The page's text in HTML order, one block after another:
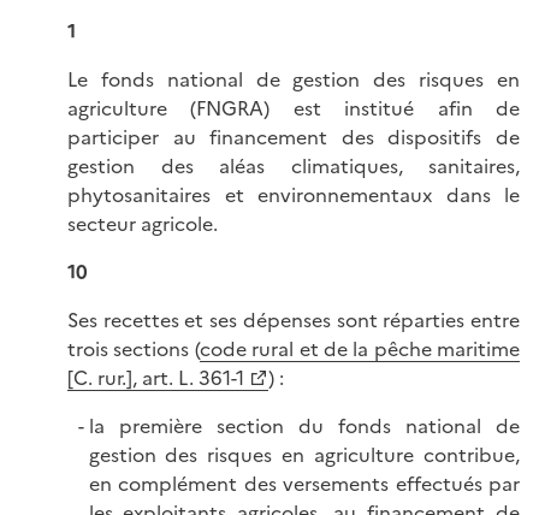
1
Le fonds national de gestion des risques en
agriculture (FNGRA) est institué afin de
participer au financement des dispositifs de
gestion des aléas climatiques, sanitaires,
phytosanitaires et environnementaux dans le
secteur agricole.
10
Ses recettes et ses dépenses sont réparties entre
trois sections (code rural et de la pêche maritime
[C. rur.], art. L. 361-1
) :
la première section du fonds national de
gestion des risques en agriculture contribue,
en complément des versements effectués par